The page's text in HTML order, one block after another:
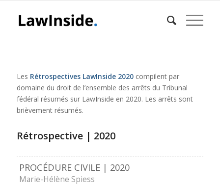
Les Rétrospectives LawInside 2020 compilent par
domaine du droit de l’ensemble des arrêts du Tribunal
fédéral résumés sur LawInside en 2020. Les arrêts sont
brièvement résumés.
Rétrospective | 2020
PROCÉDURE CIVILE | 2020
Marie-Hélène Spiess